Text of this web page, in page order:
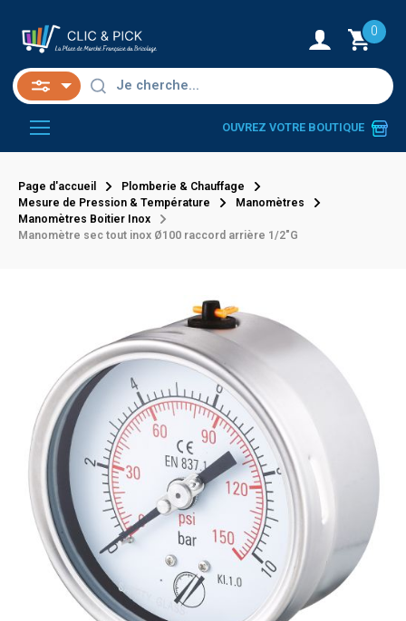
0
OUVREZ VOTRE BOUTIQUE
Page d'accueil
Plomberie & Chauffage
Mesure de Pression & Température
Manomètres
Manomètres Boitier Inox
Manomètre sec tout inox Ø100 raccord arrière 1/2"G